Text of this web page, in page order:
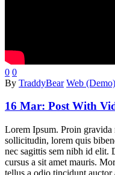
0 0
By TraddyBear Web (Demo)
16 Mar: Post With
Lorem Ipsum. Proin
sollicitudin, lorem quis
nec sagittis sem nibh id elit.
cursus a sit amet mauris.